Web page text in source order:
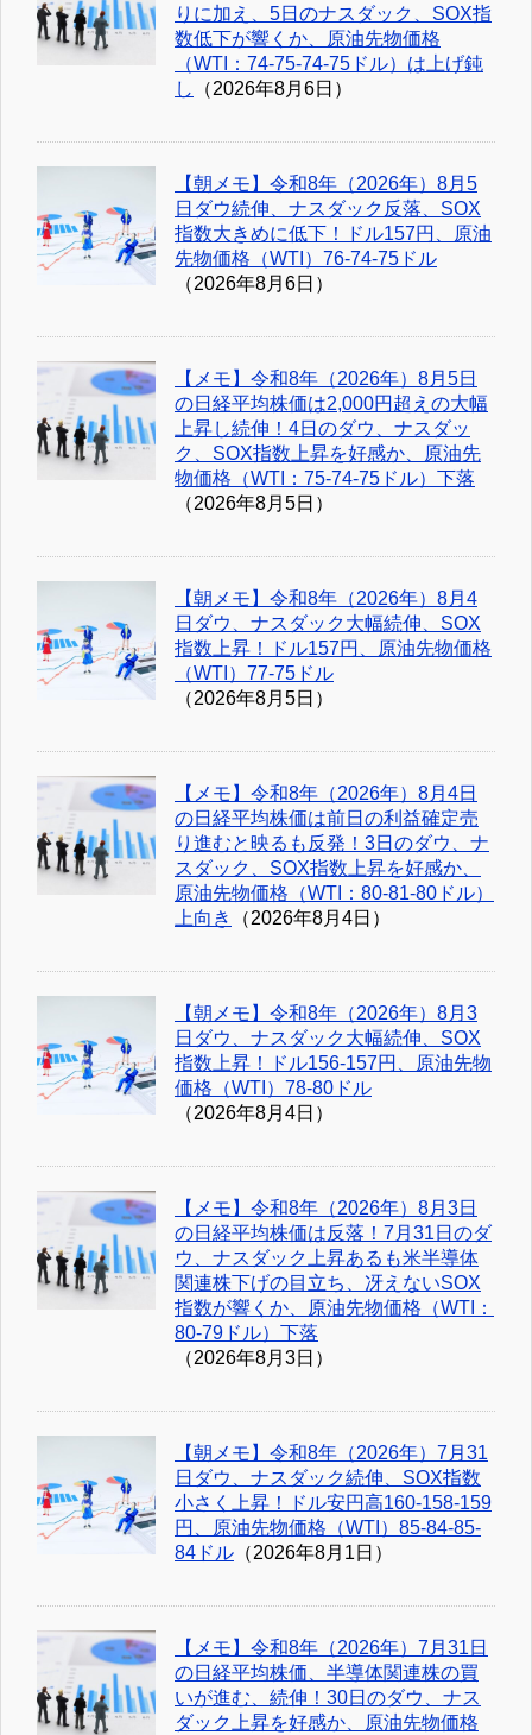
りに加え、5日のナスダック、SOX指
数低下が響くか、原油先物価格
（WTI：74-75-74-75ドル）は上げ鈍
し
（2026年8月6日）
【朝メモ】令和8年（2026年）8月5
日ダウ続伸、ナスダック反落、SOX
指数大きめに低下！ドル157円、原油
先物価格（WTI）76-74-75ドル
（2026年8月6日）
【メモ】令和8年（2026年）8月5日
の日経平均株価は2,000円超えの大幅
上昇し続伸！4日のダウ、ナスダッ
ク、SOX指数上昇を好感か、原油先
物価格（WTI：75-74-75ドル）下落
（2026年8月5日）
【朝メモ】令和8年（2026年）8月4
日ダウ、ナスダック大幅続伸、SOX
指数上昇！ドル157円、原油先物価格
（WTI）77-75ドル
（2026年8月5日）
【メモ】令和8年（2026年）8月4日
の日経平均株価は前日の利益確定売
り進むと映るも反発！3日のダウ、ナ
スダック、SOX指数上昇を好感か、
原油先物価格（WTI：80-81-80ドル）
上向き
（2026年8月4日）
【朝メモ】令和8年（2026年）8月3
日ダウ、ナスダック大幅続伸、SOX
指数上昇！ドル156-157円、原油先物
価格（WTI）78-80ドル
（2026年8月4日）
【メモ】令和8年（2026年）8月3日
の日経平均株価は反落！7月31日のダ
ウ、ナスダック上昇あるも米半導体
関連株下げの目立ち、冴えないSOX
指数が響くか、原油先物価格（WTI：
80-79ドル）下落
（2026年8月3日）
【朝メモ】令和8年（2026年）7月31
日ダウ、ナスダック続伸、SOX指数
小さく上昇！ドル安円高160-158-159
円、原油先物価格（WTI）85-84-85-
84ドル （2026年8月1日）
【メモ】令和8年（2026年）7月31日
の日経平均株価、半導体関連株の買
いが進む、続伸！30日のダウ、ナス
ダック上昇を好感か、原油先物価格